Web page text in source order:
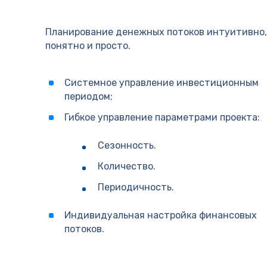
Планирование денежных потоков интуитивно,
понятно и просто.
Системное управление инвестиционным
периодом;
Гибкое управление параметрами проекта:
Сезонность.
Количество.
Периодичность.
Индивидуальная настройка финансовых
потоков.